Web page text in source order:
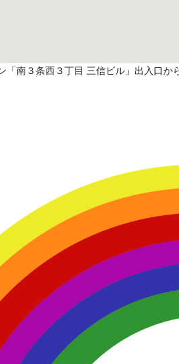
「南３条西３丁目 三信ビル」出入口か